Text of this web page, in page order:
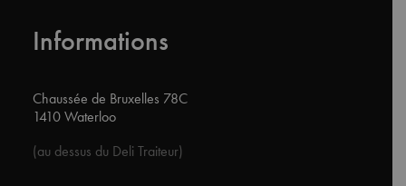
Informations
Chaussée de Bruxelles 78C
1410 Waterloo
(au dessus du Deli Traiteur)